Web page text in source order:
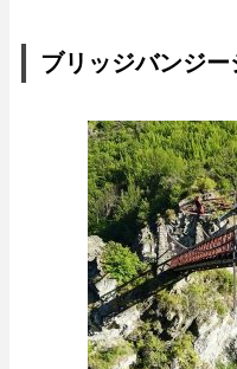
ブリッジバンジ